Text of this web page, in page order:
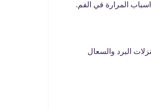
المرارة في الفم.
البرد والسعال